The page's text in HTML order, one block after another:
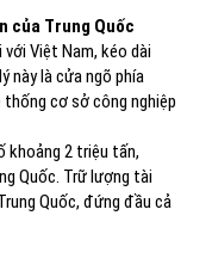
của Trung Quốc
với Việt Nam, kéo dài
này là cửa ngõ phía
cơ sở công nghiệp
khoảng 2 triệu tấn,
Quốc. Trữ lượng tài
Quốc, đứng đầu cả